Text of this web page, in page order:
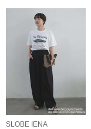
SLOBE IENA